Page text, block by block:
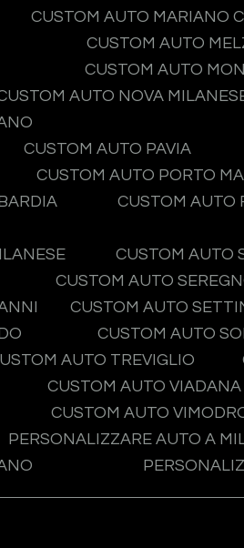
CUSTOM AUTO MARIANO
CUSTOM AUTO
CUSTOM AUTO
AUTO NOVA
CUSTOM AUTO PAVIA
CUSTOM AUTO PORTO
CUSTOM AUTO
CUSTOM AUTO
CUSTOM AUTO
CUSTOM AUTO
CUSTOM AUTO
AUTO TREVIGLIO
CUSTOM AUTO VIADANA
CUSTOM AUTO
PERSONALIZZARE AUTO A